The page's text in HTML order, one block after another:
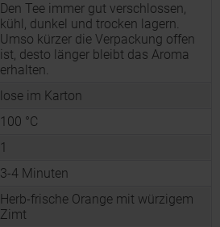
Den Tee immer gut verschlossen,
kühl, dunkel und trocken lagern.
Umso kürzer die Verpackung offen
ist, desto länger bleibt das Aroma
erhalten.
lose im Karton
100 °C
1
3-4 Minuten
Herb-frische Orange mit würzigem
Zimt